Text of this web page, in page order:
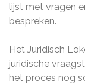
lijst met vragen
bespreken.
Het Juridisch
juridische
het proces nog